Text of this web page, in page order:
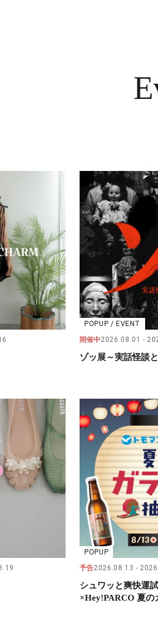
POPUP / EVENT
開催中2026.08.01
ゾッ展～実話怪談
POPUP
予告2026.08.13
シュワッと爽快運
×Hey!PARCO 夏の